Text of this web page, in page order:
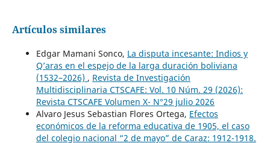
Artículos similares
Edgar Mamani Sonco, La disputa incesante: Indios y
Q’aras en el espejo de la larga duración boliviana
(1532–2026) , Revista de Investigación
Multidisciplinaria CTSCAFE: Vol. 10 Núm. 29 (2026):
Revista CTSCAFE Volumen X- N°29 julio 2026
Alvaro Jesus Sebastian Flores Ortega, Efectos
económicos de la reforma educativa de 1905, el caso
del colegio nacional “2 de mayo” de Caraz: 1912-1918.